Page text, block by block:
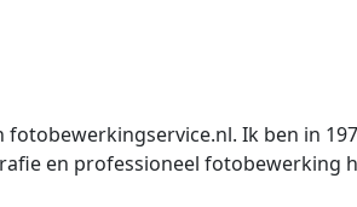
Ik ben in
en professioneel fotobewerking